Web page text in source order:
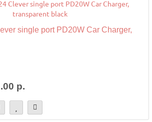
single port PD20W Car Charger,
р.